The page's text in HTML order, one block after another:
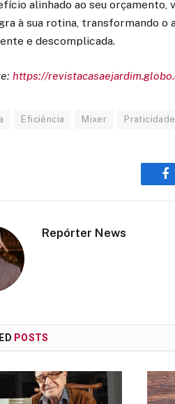
alinhado ao seu
à sua rotina, transformando o
e descomplicada.
https://
Eficiência Mixer Praticidade
Repórter News
POSTS